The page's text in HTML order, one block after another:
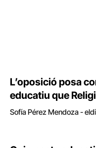
L’oposició posa
educatiu que
Sofía Pérez Mendoza -